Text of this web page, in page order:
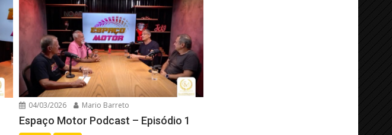
04/03/2026 Mario Barreto
Espaço Motor Podcast – Episódio 1